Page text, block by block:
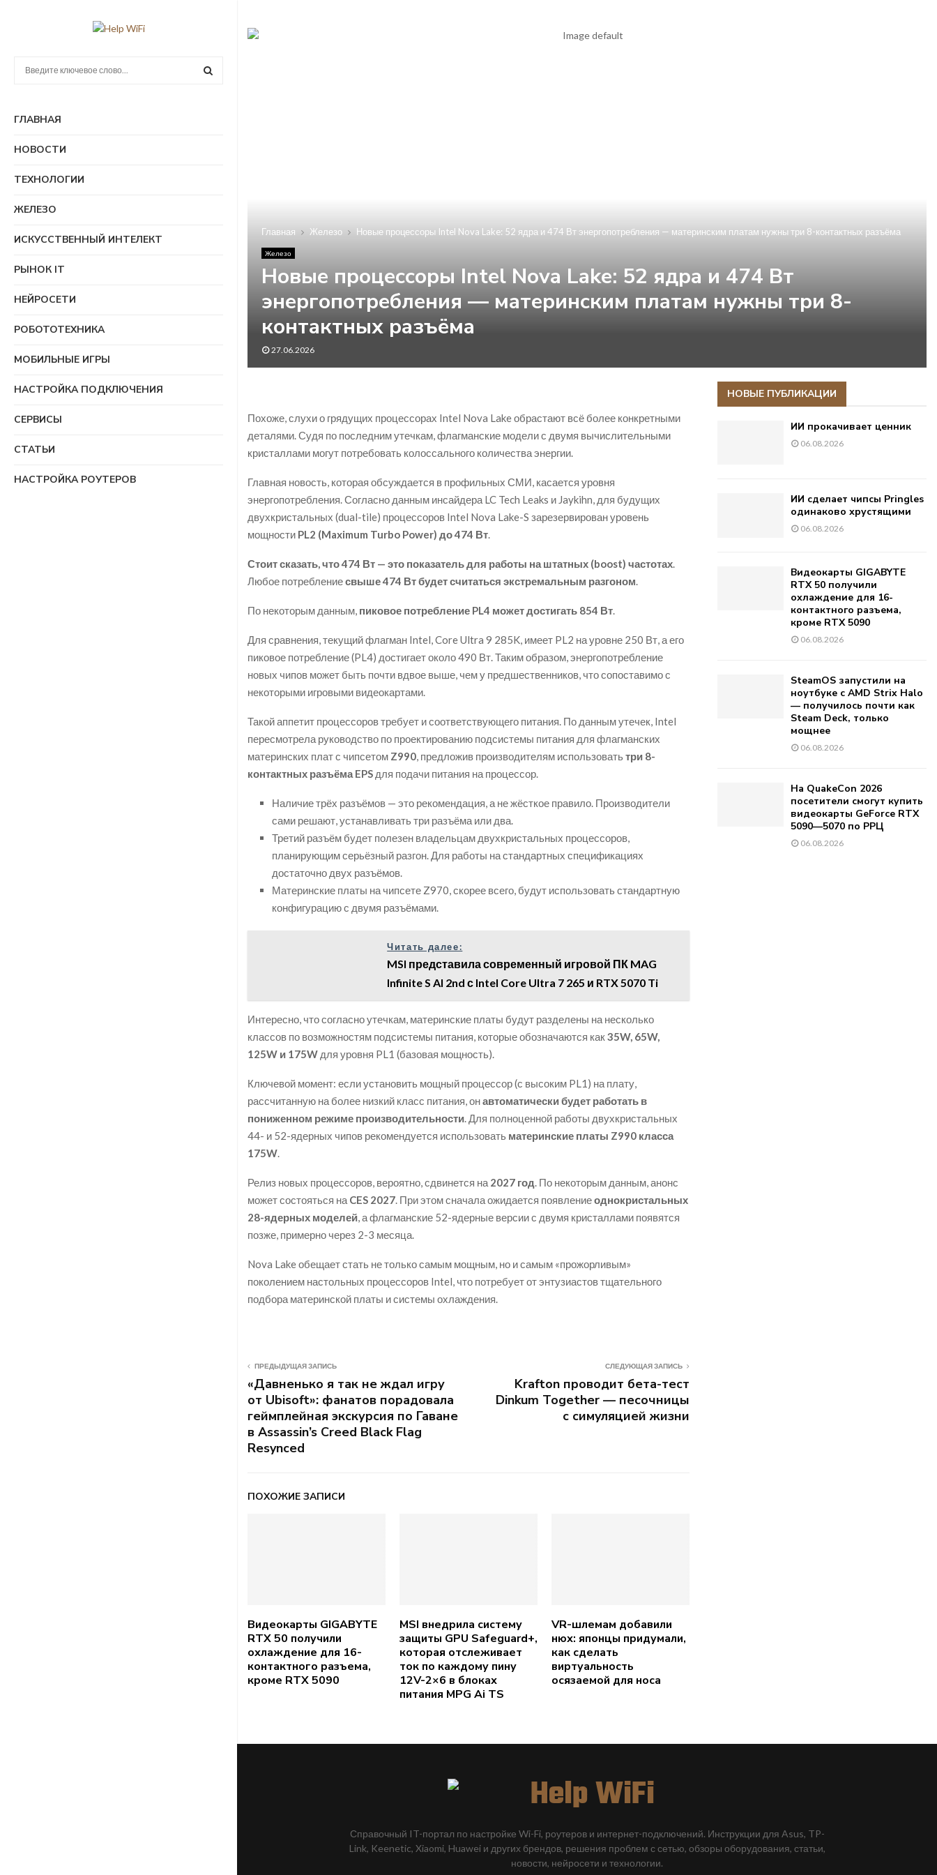
кГЛАВНАЯ
НОВОСТИ
ТЕХНОЛОГИИ
ЖЕЛЕЗО
ИСКУССТВЕННЫЙ ИНТЕЛЕКТ
РЫНОК IT
НЕЙРОСЕТИ
РОБОТОТЕХНИКА
МОБИЛЬНЫЕ ИГРЫ
НАСТРОЙКА ПОДКЛЮЧЕНИЯ
СЕРВИСЫ
СТАТЬИ
НАСТРОЙКА РОУТЕРОВ
Главная Железо Новые процессоры Intel Nova Lake: 52 ядра и 474 Вт энергопотребления — материнским платам нужны три 8-контактных разъёма
Железо
Новые процессоры Intel Nova Lake: 52 ядра и 474 Вт
энергопотребления — материнским платам нужны три 8-
контактных разъёма
27.06.2026
Похоже, слухи о грядущих процессорах Intel Nova Lake обрастают всё более конкретными
деталями. Судя по последним утечкам, флагманские модели с двумя вычислительными
кристаллами могут потребовать колоссального количества энергии.
Главная новость, которая обсуждается в профильных СМИ, касается уровня
энергопотребления. Согласно данным инсайдера LC Tech Leaks и Jaykihn, для будущих
двухкристальных (dual-tile) процессоров Intel Nova Lake-S зарезервирован уровень
мощности PL2 (Maximum Turbo Power) до 474 Вт
Стоит сказать, что 474 Вт — это показатель для работы на штатных (boost) частотах
Любое потреблениесвыше 474 Вт будет считаться экстремальным разгоном
По некоторым данным, пиковое потребление PL4 может достигать 854 Вт
Для сравнения, текущий флагман Intel, Core Ultra 9 285K, имеет PL2 на уровне 250 Вт, а его
пиковое потребление (PL4) достигает около 490 Вт. Таким образом, энергопотребление
новых чипов может быть почти вдвое выше, чем у предшественников, что сопоставимо с
некоторыми игровыми видеокартами.
Такой аппетит процессоров требует и соответствующего питания. По данным утечек, Intel
пересмотрела руководство по проектированию подсистемы питания для флагманских
материнских плат с чипсетом Z990 , предложив производителям использоватьтри 8-
контактных разъёма EPS для подачи питания на процессор.
Наличие трёх разъёмов — это рекомендация, а не жёсткое правило. Производители
сами решают, устанавливать три разъёма или два.
Третий разъём будет полезен владельцам двухкристальных процессоров,
планирующим серьёзный разгон. Для работы на стандартных спецификациях
достаточно двух разъёмов.
Материнские платы на чипсете Z970, скорее всего, будут использовать стандартную
конфигурацию с двумя разъёмами.
Читать далее:
MSI представила современный игровой ПК MAG
Infinite S AI 2nd с Intel Core Ultra 7 265 и RTX 5070 Ti
Интересно, что согласно утечкам, материнские платы будут разделены на несколько
классов по возможностям подсистемы питания, которые обозначаются как35W, 65W,
125W и 175W для уровня PL1 (базовая мощность).
Ключевой момент: если установить мощный процессор (с высоким PL1) на плату,
рассчитанную на более низкий класс питания, онавтоматически будет работать в
пониженном режиме производительности . Для полноценной работы двухкристальных
44- и 52-ядерных чипов рекомендуется использовать материнские платы Z990 класса
175W
Релиз новых процессоров, вероятно, сдвинется на 2027 год . По некоторым данным, анонс
может состояться на CES 2027 . При этом сначала ожидается появлениеоднокристальных
28-ядерных моделей , а флагманские 52-ядерные версии с двумя кристаллами появятся
позже, примерно через 2-3 месяца.
Nova Lake обещает стать не только самым мощным, но и самым «прожорливым»
поколением настольных процессоров Intel, что потребует от энтузиастов тщательного
подбора материнской платы и системы охлаждения.
ПРЕДЫДУЩАЯ ЗАПИСЬ
«Давненько я так не ждал игру
от Ubisoft»: фанатов порадовала
геймплейная экскурсия по Гаване
в Assassin’s Creed Black Flag
Resynced
СЛЕДУЮЩАЯ ЗАПИСЬ
Krafton проводит бета-тест
Dinkum Together — песочницы
с симуляцией жизни
ПОХОЖИЕ ЗАПИСИ
Видеокарты GIGABYTE
RTX 50 получили
охлаждение для 16-
контактного разъема,
кроме RTX 5090
MSI внедрила систему
защиты GPU Safeguard+,
которая отслеживает
ток по каждому пину
12V-2×6 в блоках
питания MPG Ai TS
VR-шлемам добавили
нюх: японцы придумали,
как сделать
виртуальность
осязаемой для носа
НОВЫЕ ПУБЛИКАЦИИ
ИИ прокачивает ценник
06.08.2026
ИИ сделает чипсы Pringles
одинаково хрустящими
06.08.2026
Видеокарты GIGABYTE
RTX 50 получили
охлаждение для 16-
контактного разъема,
кроме RTX 5090
06.08.2026
SteamOS запустили на
ноутбуке с AMD Strix Halo
— получилось почти как
Steam Deck, только
мощнее
06.08.2026
На QuakeCon 2026
посетители смогут купить
видеокарты GeForce RTX
5090—5070 по РРЦ
06.08.2026
Справочный IT-портал по настройке Wi-Fi, роутеров и интернет-подключений. Инструкции для Asus, TP-
Link, Keenetic, Xiaomi, Huawei и других брендов, решения проблем с сетью, обзоры оборудования, статьи,
новости, нейросети и технологии.